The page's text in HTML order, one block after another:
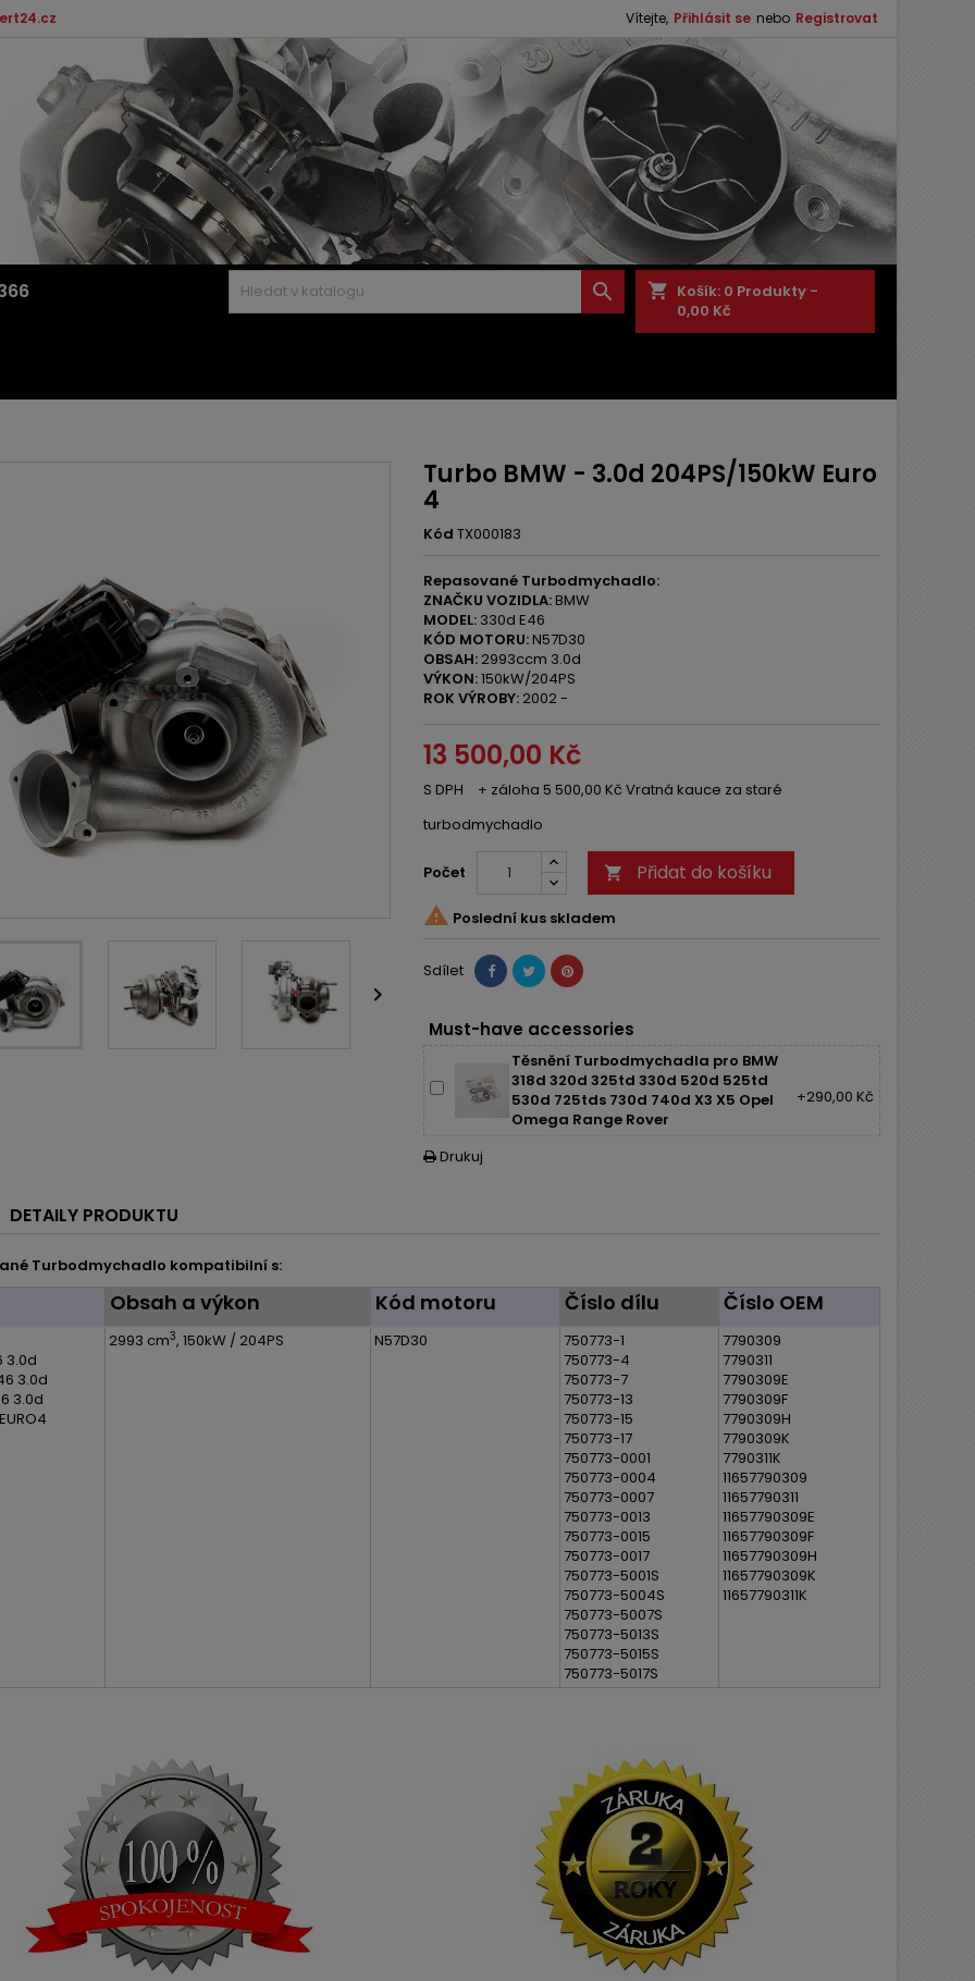
Vítejte, Přihlásit se nebo Registrovat
shopping_cart Košík: 0 Produkty -
0,00 Kč


Turbo BMW - 3.0d 204PS/150kW Euro
4
Kód TX000183
Repasované Turbodmychadlo:
ZNAČKU VOZIDLA:BMW
MODEL: 330d E46
KÓD MOTORU:N57D30
OBSAH: 2993ccm 3.0d
VÝKON:150kW/204PS
ROK VÝROBY: 2002 -
13 500,00 Kč
S DPH
+ záloha 5 500,00 Kč Vratná kauce za staré
turbodmychadlo
Počet  Přidat do košíku
 Poslední kus skladem
Sdílet
Must-have accessories
Těsnění Turbodmychadla pro BMW
318d 320d 325td 330d 520d 525td
530d 725tds 730d 740d X3 X5 Opel
Omega Range Rover
+290,00 Kč
 Drukuj
DETAILY PRODUKTU
Turbodmychadlo kompatibilní s:
Obsah a výkon Kód motoru Číslo dílu Číslo OEM
3.0d
3.0d
3.0d
2993 cm3, 150kW / 204PS N57D30
750773-1
750773-4
750773-7
750773-13
750773-15
750773-17
750773-0001
750773-0004
750773-0007
750773-0013
750773-0015
750773-0017
750773-5001S
750773-5004S
750773-5007S
750773-5013S
750773-5015S
750773-5017S
7790309
7790311
7790309E
7790309F
7790309H
7790309K
7790311K
11657790309
11657790311
11657790309E
11657790309F
11657790309H
11657790309K
11657790311K